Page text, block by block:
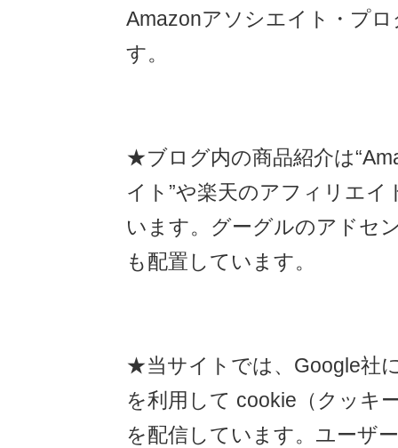
Amazonアソシエイト・プ
す。
★ブログ内の商品紹介は
イト”や楽天のアフィリエ
います。グーグルのアドセ
も配置しています。
★当サイトでは、Google社
を利用して cookie（クッキ
を配信しています。ユーザ